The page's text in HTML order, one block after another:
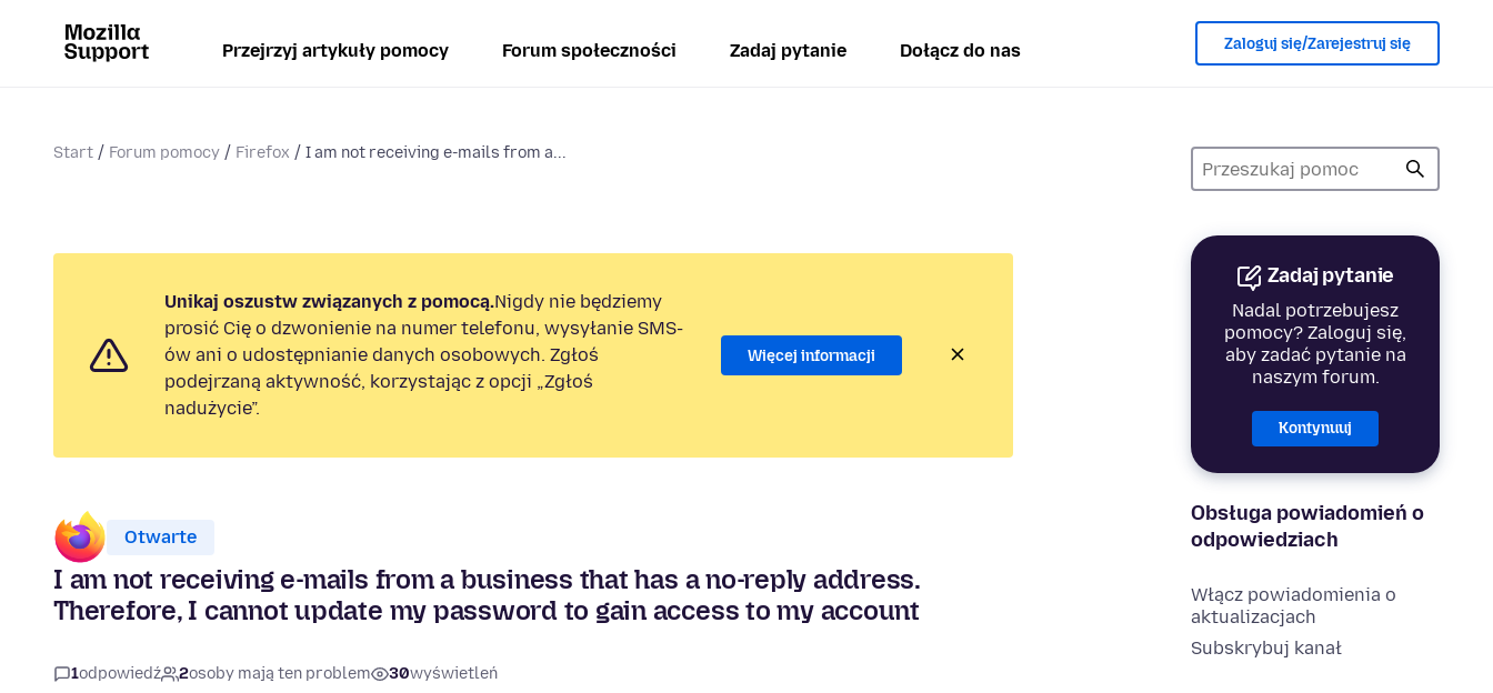
Przejrzyj artykuły pomocy Forum społeczności Zadaj pytanie Dołącz do nas Zaloguj się/Zarejestruj się
Start Forum pomocy Firefox I am not receiving e-mails from a...
Zadaj pytanie
Nadal potrzebujesz
pomocy? Zaloguj się,
aby zadać pytanie na
naszym forum.
Kontynuuj
Obsługa powiadomień o
odpowiedziach
Włącz powiadomienia o
aktualizacjach
Subskrybuj kanał
Unikaj oszustw związanych z pomocą.Nigdy nie będziemy
prosić Cię o dzwonienie na numer telefonu, wysyłanie SMS-
ów ani o udostępnianie danych osobowych. Zgłoś
podejrzaną aktywność, korzystając z opcji „Zgłoś
nadużycie”.
Więcej informacji
Otwarte
I am not receiving e-mails from a business that has a no-reply address.
Therefore, I cannot update my password to gain access to my account
1odpowiedź 2osoby mają ten problem 30wyświetleń